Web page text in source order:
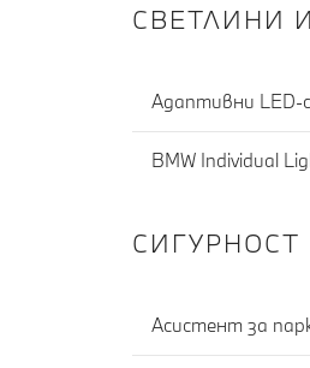
СВЕТЛИНИ
Адаптивни LED-
BMW Individual
СИГУРНОСТ
Асистент за